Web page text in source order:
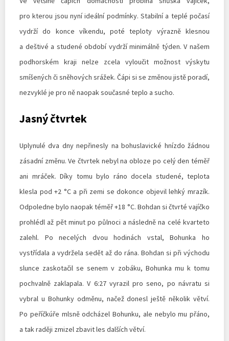
pro kterou jsou nyní ideální podmínky. Stabilní a teplé počasí
vydrží do konce víkendu, poté teploty výrazně klesnou
a deštivé a studené období vydrží minimálně týden. V našem
podhorském kraji nelze zcela vyloučit možnost výskytu
smíšených či sněhových srážek. Čápi si se změnou jistě poradí,
nezvyklé je pro ně naopak současné teplo a sucho.
Jasný čtvrtek
Uplynulé dva dny nepřinesly na bohuslavické hnízdo žádnou
zásadní změnu. Ve čtvrtek nebyl na obloze po celý den téměř
ani mráček. Díky tomu bylo ráno docela studené, teplota
klesla pod +2 °C a při zemi se dokonce objevil lehký mrazík.
Odpoledne bylo naopak téměř +18 °C. Bohdan si čtvrté vajíčko
prohlédl až pět minut po půlnoci a následně na celé kvarteto
zalehl. Po necelých dvou hodinách vstal, Bohunka ho
vystřídala a vydržela sedět až do rána. Bohdan si při východu
slunce zaskotačil se senem v zobáku, Bohunka mu k tomu
pochvalně zaklapala. V 6:27 vyrazil pro seno, po návratu si
vybral u Bohunky odměnu, načež donesl ještě několik větví.
Po peříčkúře mlsně odcházel Bohunku, ale nebylo mu přáno,
a tak raději zmizel zbavit les dalších větví.